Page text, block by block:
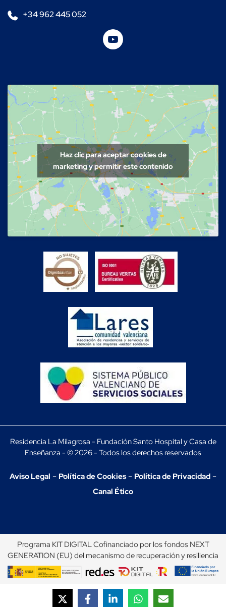
+34 962 445 052
Haz clic para aceptar cookies de
marketing y permitir este contenido
Residencia La Milagrosa - Fundación Santo Hospital y Casa de
Enseñanza - © 2026 - Todos los derechos reservados
Aviso Legal - Política de Cookies- Política de Privacidad -
Canal Ético
Programa KIT DIGITAL Cofinanciado por los fondos NEXT
GENERATION (EU) del mecanismo de recuperación y resiliencia